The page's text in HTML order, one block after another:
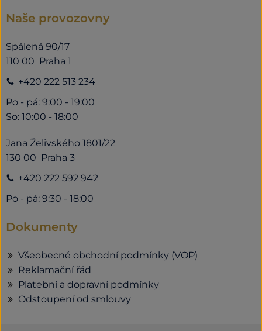
Naše provozovny
Spálená 90/17
110 00 Praha 1
+420 222 513 234
Po - pá: 9:00 - 19:00
So: 10:00 - 18:00
Jana Želivského 1801/22
130 00 Praha 3
+420 222 592 942
Po - pá: 9:30 - 18:00
Dokumenty
Všeobecné obchodní podmínky (VOP)
Reklamační řád
Platební a dopravní podmínky
Odstoupení od smlouvy